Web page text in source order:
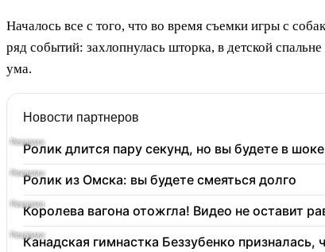
Началось все с того, что во время съемки игры с
ряд событий: захлопнулась шторка, в детской
ума.
Новости партнеров
Ролик длится пару секунд, но вы будете в
Ролик из Омска: вы будете смеяться долго
Королева вагона отожгла! Видео не оставит
Канадская гимнастка Беззубенко призналась,